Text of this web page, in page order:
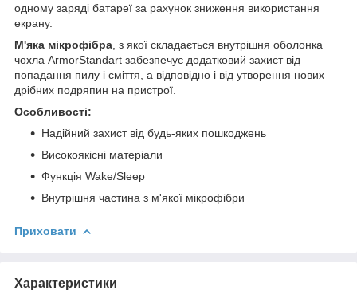
одному заряді батареї за рахунок зниження використання
екрану.
М'яка мікрофібра , з якої складається внутрішня оболонка
чохла ArmorStandart забезпечує додатковий захист від
попадання пилу і сміття, а відповідно і від утворення нових
дрібних подряпин на пристрої.
Особливості:
Надійний захист від будь-яких пошкоджень
Високоякісні матеріали
Функція Wake/Sleep
Внутрішня частина з м'якої мікрофібри
Приховати
Характеристики